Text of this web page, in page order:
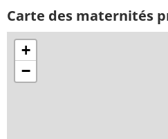
Carte des maternités
+
−